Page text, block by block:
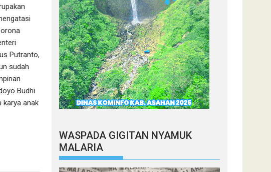
Putranto,
sudah
Budhi
karya anak
WASPADA GIGITAN NYAMUK
MALARIA